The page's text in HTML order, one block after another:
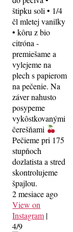
štipku soli • 1/4
čl mletej vanilky
• kôru z bio
citróna -
premiešame a
vylejeme na
plech s papierom
na pečenie. Na
záver nahusto
posypeme
vykôstkovanými
čerešňami
Pečieme pri 175
stupňoch
dozlatista a stred
skontrolujeme
špajlou.
2 mesiace ago
View on
Instagram |
4/9